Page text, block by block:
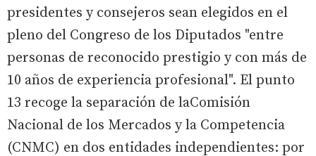
presidentes y consejeros sean elegidos en el
pleno del Congreso de los Diputados "entre
personas de reconocido prestigio y con más de
10 años de experiencia profesional". El punto
13 recoge la separación de laComisión
Nacional de los Mercados y la Competencia
(CNMC) en dos entidades independientes: por